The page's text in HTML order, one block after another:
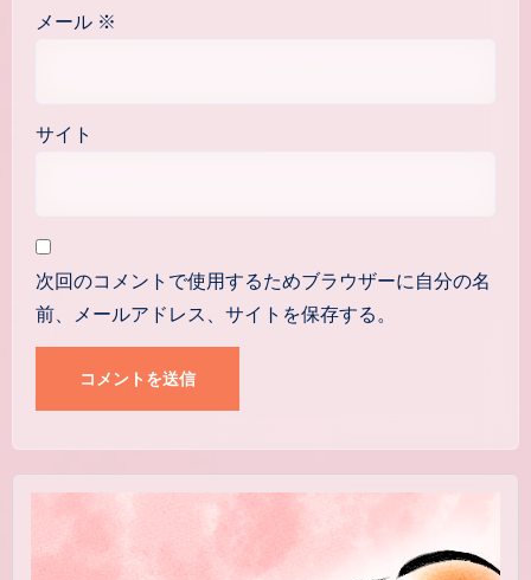
メール ※
サイト
次回のコメントで使用するためブラウザーに自分の名
前、メールアドレス、サイトを保存する。